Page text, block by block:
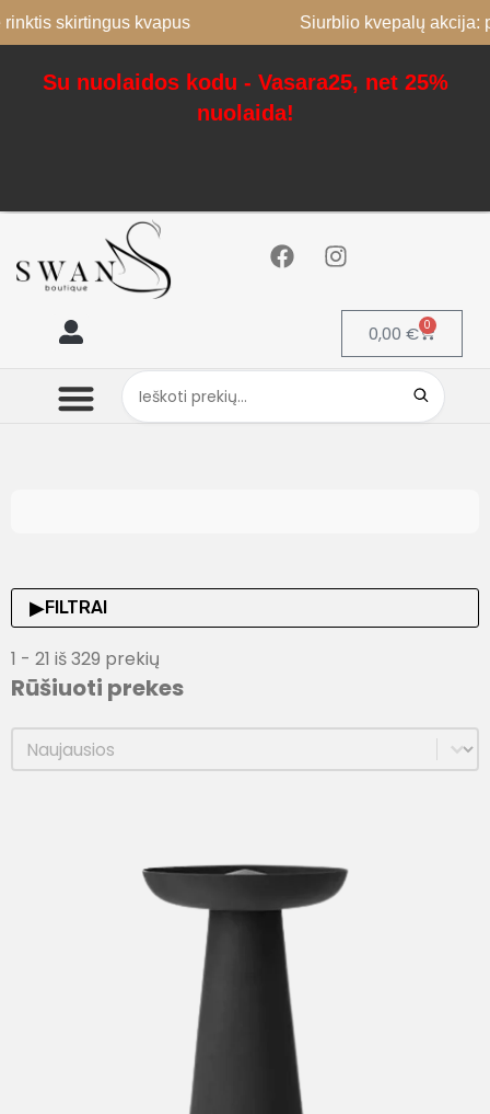
skirtingus kvapus Siurblio kvepalų akcija:
Su nuolaidos kodu - Vasara25, net 25%
nuolaida!
0,00 € 0
▶FILTRAI
1 - 21 iš 329 prekių
Rūšiuoti prekes
Rūšiuoti prekes
Rūšiuoti prekes